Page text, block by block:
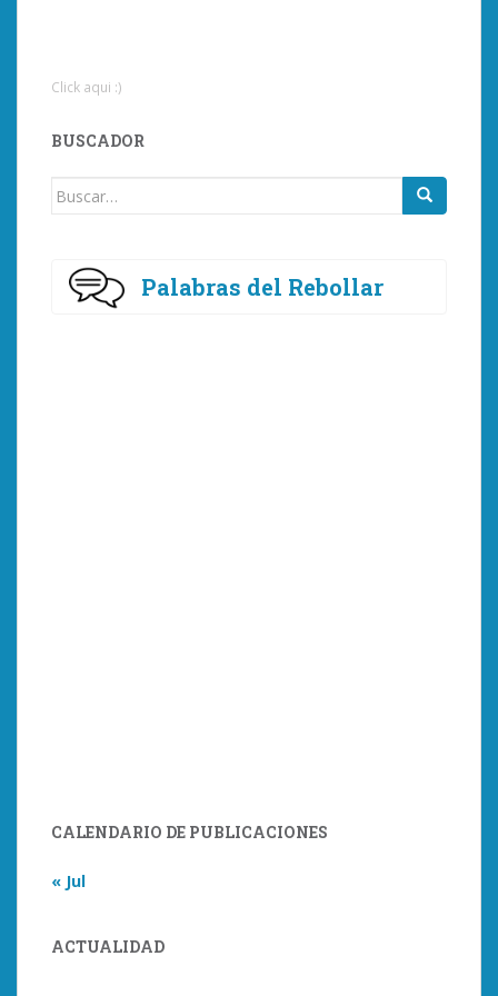
Click aqui :)
BUSCADOR
Buscar:
Palabras del Rebollar
CALENDARIO DE PUBLICACIONES
« Jul
ACTUALIDAD